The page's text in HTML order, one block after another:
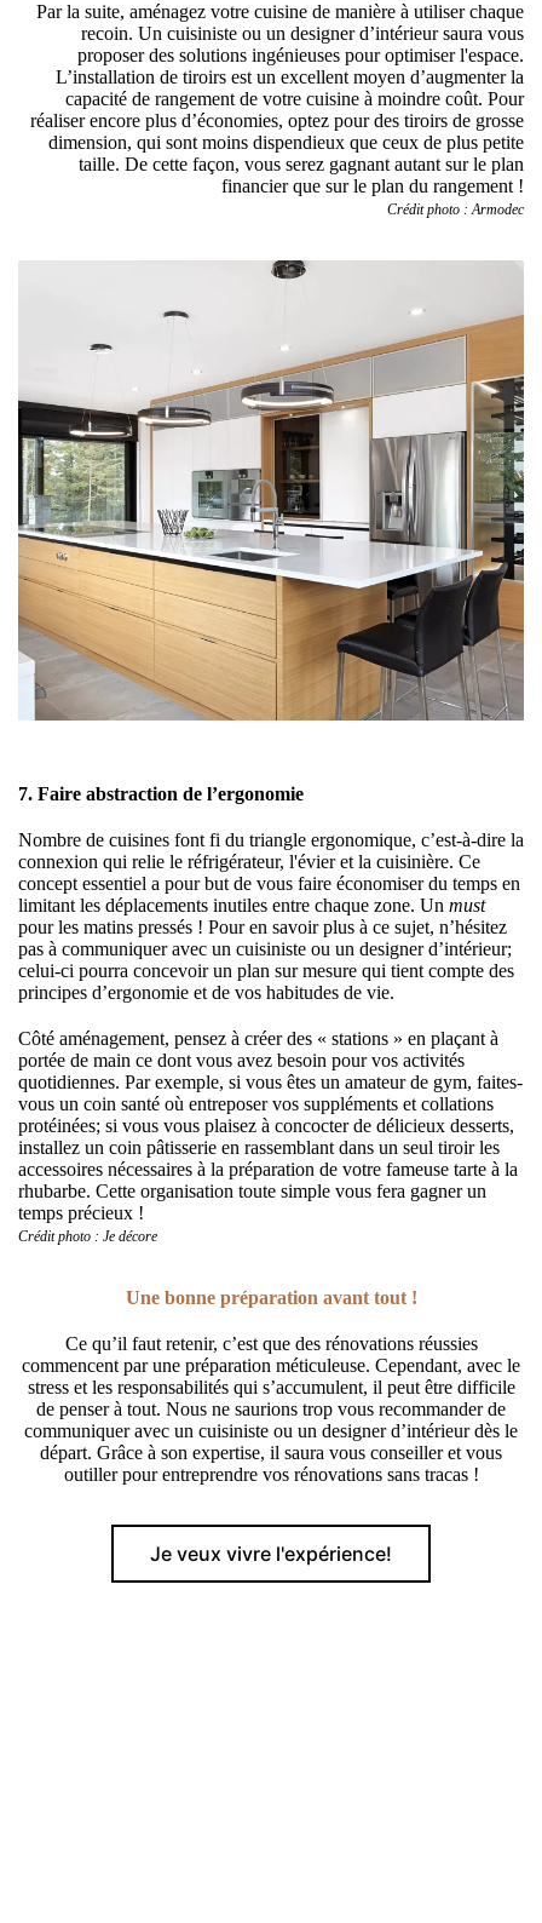
Par la suite, aménagez votre cuisine de manière à utiliser chaque
recoin. Un cuisiniste ou un designer d’intérieur saura vous
proposer des solutions ingénieuses pour optimiser l'espace.
L’installation de tiroirs est un excellent moyen d’augmenter la
capacité de rangement de votre cuisine à moindre coût. Pour
réaliser encore plus d’économies, optez pour des tiroirs de grosse
dimension, qui sont moins dispendieux que ceux de plus petite
taille. De cette façon, vous serez gagnant autant sur le plan
financier que sur le plan du rangement !
Crédit photo : Armodec
7. Faire abstraction de l’ergonomie
Nombre de cuisines font fi du triangle ergonomique, c’est-à-dire la
connexion qui relie le réfrigérateur, l'évier et la cuisinière. Ce
concept essentiel a pour but de vous faire économiser du temps en
limitant les déplacements inutiles entre chaque zone. Un must
pour les matins pressés ! Pour en savoir plus à ce sujet, n’hésitez
pas à communiquer avec un cuisiniste ou un designer d’intérieur;
celui-ci pourra concevoir un plan sur mesure qui tient compte des
principes d’ergonomie et de vos habitudes de vie.
Côté aménagement, pensez à créer des « stations » en plaçant à
portée de main ce dont vous avez besoin pour vos activités
quotidiennes. Par exemple, si vous êtes un amateur de gym, faites-
vous un coin santé où entreposer vos suppléments et collations
protéinées; si vous vous plaisez à concocter de délicieux desserts,
installez un coin pâtisserie en rassemblant dans un seul tiroir les
accessoires nécessaires à la préparation de votre fameuse tarte à la
rhubarbe. Cette organisation toute simple vous fera gagner un
temps précieux !
Crédit photo : Je décore
Une bonne préparation avant tout !
Ce qu’il faut retenir, c’est que des rénovations réussies
commencent par une préparation méticuleuse. Cependant, avec le
stress et les responsabilités qui s’accumulent, il peut être difficile
de penser à tout. Nous ne saurions trop vous recommander de
communiquer avec un cuisiniste ou un designer d’intérieur dès le
départ. Grâce à son expertise, il saura vous conseiller et vous
outiller pour entreprendre vos rénovations sans tracas !
Je veux vivre l'expérience!